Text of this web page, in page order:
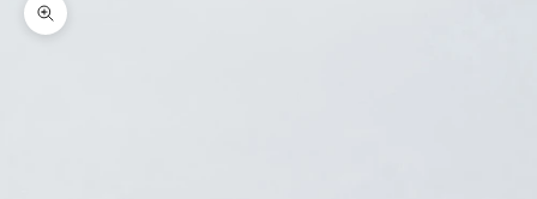
ズームイン